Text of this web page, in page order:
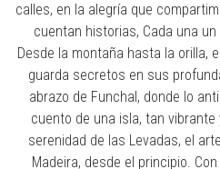
calles, en la alegría que
cuentan historias, Cada una
Desde la montaña hasta la orilla,
guarda secretos en sus
abrazo de Funchal, donde lo
cuento de una isla, tan
serenidad de las Levadas, el
Madeira, desde el principio.